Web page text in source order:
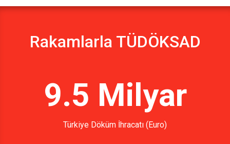
Rakamlarla TÜDÖKSAD
9.5 Milyar
Türkiye Döküm İhracatı (Euro)